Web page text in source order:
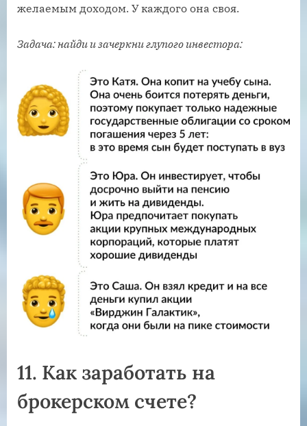
желаемым доходом. У каждого она своя.
Задача: найди и зачеркни глупого инвестора:
11. Как заработать на
брокерском счете?